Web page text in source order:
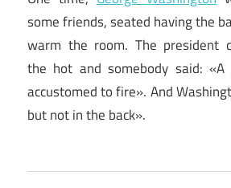
some friends, seated having the
warm the room. The president
the hot and somebody said:
accustomed to fire». And
but not in the back».